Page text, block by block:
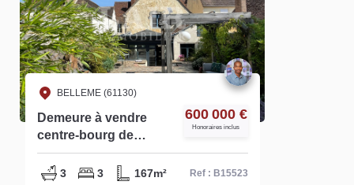
BELLEME (61130)
Demeure à vendre
centre-bourg de
Bellême - Réf B15523
600 000 €
Honoraires inclus
3 3 167m² Ref : B15523